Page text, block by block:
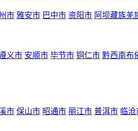
市 雅安市 巴中市 资阳市 阿坝藏族羌
义市 安顺市 毕节市 铜仁市 黔西南布
市 保山市 昭通市 丽江市 普洱市 临